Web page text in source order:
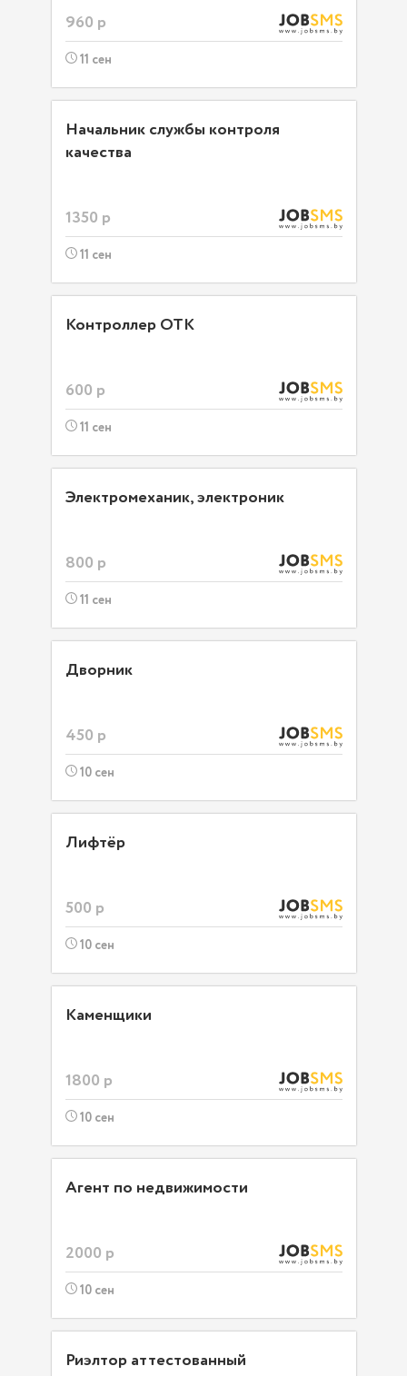
960 р
11 сен
Начальник службы контроля
качества
1350 р
11 сен
Контроллер ОТК
600 р
11 сен
Электромеханик, электроник
800 р
11 сен
Дворник
450 р
10 сен
Лифтёр
500 р
10 сен
Каменщики
1800 р
10 сен
Агент по недвижимости
2000 р
10 сен
Риэлтор аттестованный